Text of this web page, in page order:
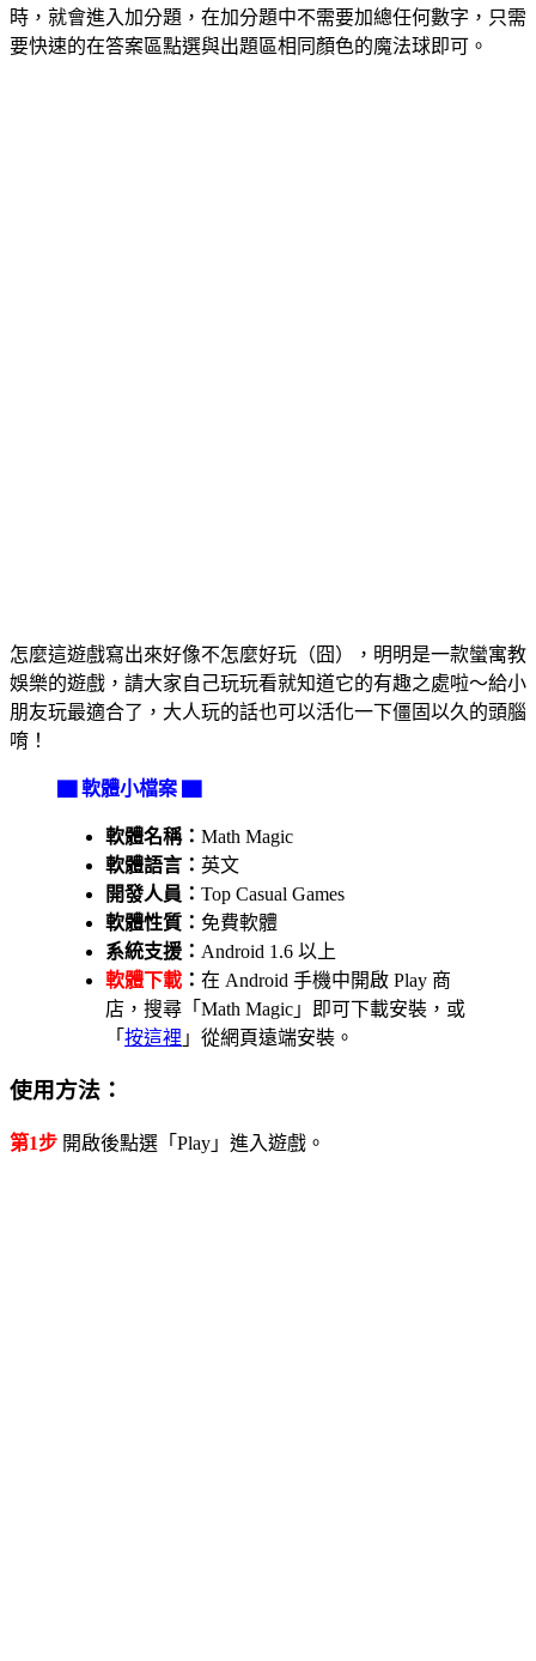
時，就會進入加分題，在加分題中不需要加總任何數字，只需
要快速的在答案區點選與出題區相同顏色的魔法球即可。
怎麼這遊戲寫出來好像不怎麼好玩（囧），明明是一款蠻寓教
娛樂的遊戲，請大家自己玩玩看就知道它的有趣之處啦～給小
朋友玩最適合了，大人玩的話也可以活化一下僵固以久的頭腦
唷！
▇ 軟體小檔案 ▇
軟體名稱： Math Magic
軟體語言： 英文
開發人員： Top Casual Games
軟體性質： 免費軟體
系統支援： Android 1.6 以上
軟體下載 ： 在 Android 手機中開啟 Play 商
店，搜尋「Math Magic」即可下載安裝，或
「 按這裡 」從網頁遠端安裝。
使用方法：
第1步 開啟後點選「Play」進入遊戲。